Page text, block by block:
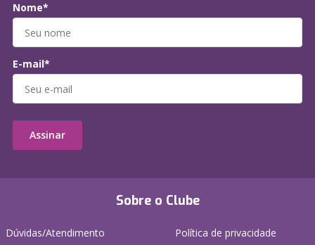
Sobre o Clube
Dúvidas/Atendimento
Política de privacidade
Nome*
E-mail*
Assinar